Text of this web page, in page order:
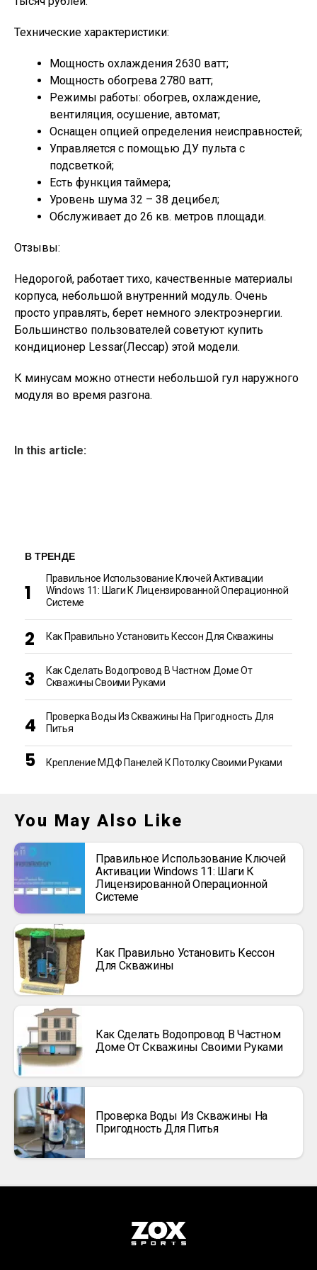
Технические характеристики:
Мощность охлаждения 2630 ватт;
Мощность обогрева 2780 ватт;
Режимы работы: обогрев, охлаждение,
вентиляция, осушение, автомат;
Оснащен опцией определения неисправностей;
Управляется с помощью ДУ пульта с
подсветкой;
Есть функция таймера;
Уровень шума 32 – 38 децибел;
Обслуживает до 26 кв. метров площади.
Отзывы:
Недорогой, работает тихо, качественные материалы
корпуса, небольшой внутренний модуль. Очень
просто управлять, берет немного электроэнергии.
Большинство пользователей советуют купить
кондиционер Lessar(Лессар) этой модели.
К минусам можно отнести небольшой гул наружного
модуля во время разгона.
In this article:
В ТРЕНДЕ
Правильное Использование Ключей Активации
Windows 11: Шаги К Лицензированной Операционной
Системе
Как Правильно Установить Кессон Для Скважины
Как Сделать Водопровод В Частном Доме От
Скважины Своими Руками
Проверка Воды Из Скважины На Пригодность Для
Питья
Крепление МДФ Панелей К Потолку Своими Руками
You May Also Like
Правильное Использование Ключей
Активации Windows 11: Шаги К
Лицензированной Операционной
Системе
Как Правильно Установить Кессон
Для Скважины
Как Сделать Водопровод В Частном
Доме От Скважины Своими Руками
Проверка Воды Из Скважины На
Пригодность Для Питья